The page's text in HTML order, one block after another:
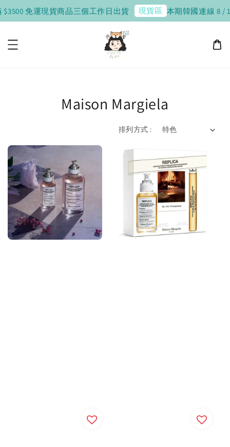
免運現貨商品三個工作日出貨 現貨區 本期韓國連線 8 /
Maison Margiela
排列方式 :